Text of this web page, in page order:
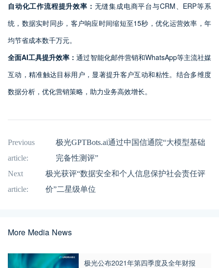
自动化工作流程提升效率： 无缝集成电商平台与CRM、ERP等系
统，数据实时同步，客户响应时间缩短至15秒，优化运营效率，年
均节省成本数千万元。
全面AI工具提升效率：通过智能化邮件营销和WhatsApp等主流社媒
互动，精准触达目标用户，显著提升客户互动和粘性。结合多维度
数据分析，优化营销策略，助力业务高效增长。
Previous
article:
极光GPTBots.ai通过中国信通院“大模型基础
完备性测评”
Next
article:
极光获评“数据安全和个人信息保护社会责任评
价”二星级单位
More Media News
极光公布2021年第四季度及全年财报